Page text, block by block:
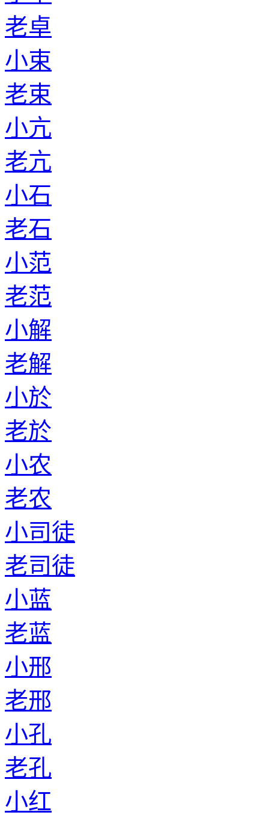
老卓
小束
老束
小亢
老亢
小石
老石
小范
老范
小解
老解
小於
老於
小农
老农
小司徒
老司徒
小蓝
老蓝
小邢
老邢
小孔
老孔
小红